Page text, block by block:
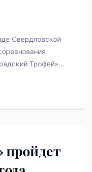
Свердловской
Трофей»